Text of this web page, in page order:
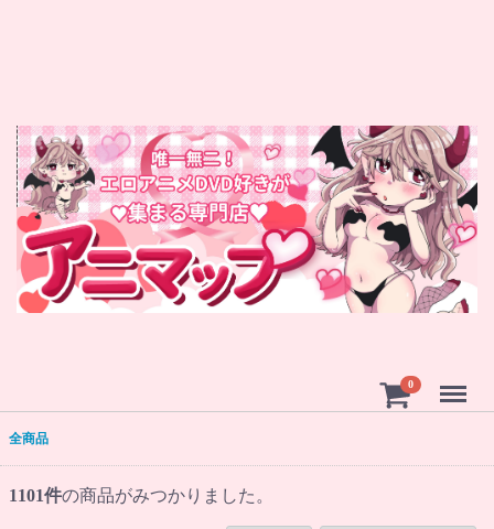
0 Menu
全商品
1101件の商品がみつかりました。